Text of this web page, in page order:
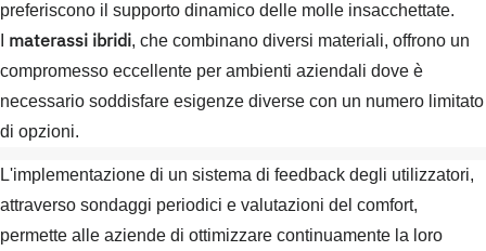
preferiscono il supporto dinamico delle molle insacchettate.
materassi ibridi, che combinano diversi materiali, offrono un
compromesso eccellente per ambienti aziendali dove è
necessario soddisfare esigenze diverse con un numero limitato
di opzioni.
L'implementazione di un sistema di feedback degli utilizzatori,
attraverso sondaggi periodici e valutazioni del comfort,
permette alle aziende di ottimizzare continuamente la loro